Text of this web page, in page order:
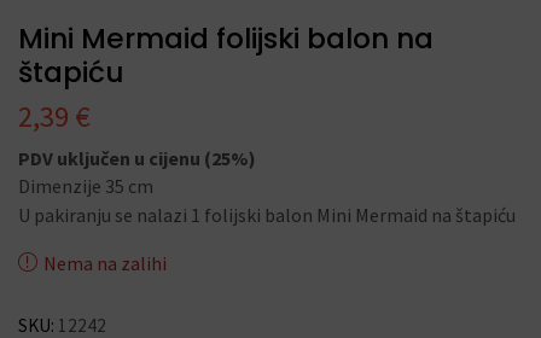
Mini Mermaid folijski balon na
štapiću
2,39 €
PDV uključen u cijenu (25%)
Dimenzije 35 cm
U pakiranju se nalazi 1 folijski balon Mini Mermaid na štapiću
Nema na zalihi
SKU: 12242